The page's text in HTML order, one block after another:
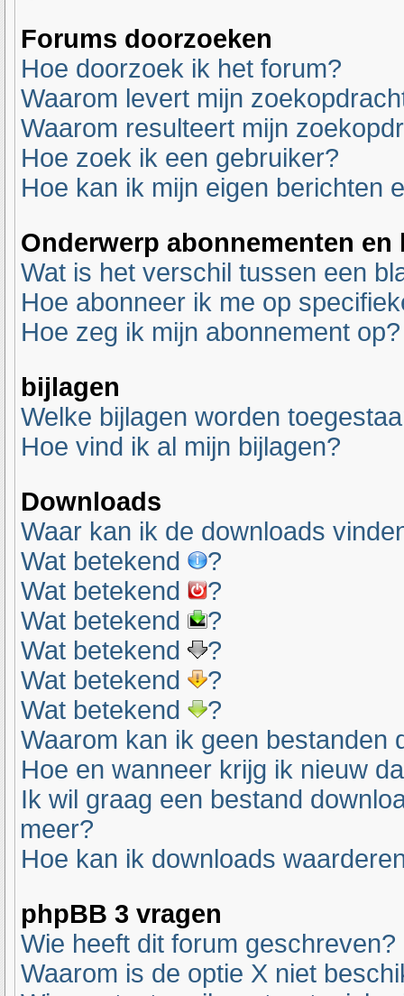
Forums doorzoeken
Hoe doorzoek ik het forum?
Waarom levert mijn
Waarom resulteert mijn
Hoe zoek ik een gebruiker?
Hoe kan ik mijn eigen berichten
Onderwerp abonnementen en
Wat is het verschil tussen een
Hoe abonneer ik me op
Hoe zeg ik mijn abonnement op?
bijlagen
Welke bijlagen worden
Hoe vind ik al mijn bijlagen?
Downloads
Waar kan ik de downloads
Wat betekend
?
Wat betekend
?
Wat betekend
?
Wat betekend
?
Wat betekend
?
Wat betekend
?
Waarom kan ik geen bestanden
Hoe en wanneer krijg ik nieuw
Ik wil graag een bestand
meer?
Hoe kan ik downloads
phpBB 3 vragen
Wie heeft dit forum geschreven?
Waarom is de optie X niet